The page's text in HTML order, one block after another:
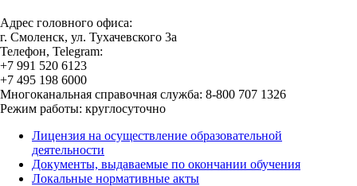
Адрес головного офиса:
г. Смоленск, ул. Тухачевского 3а
Телефон, Telegram:
+7 991 520 6123
+7 495 198 6000
Многоканальная справочная служба: 8-800 707 1326
Режим работы: круглосуточно
Лицензия на осуществление образовательной
деятельности
Документы, выдаваемые по окончании обучения
Локальные нормативные акты